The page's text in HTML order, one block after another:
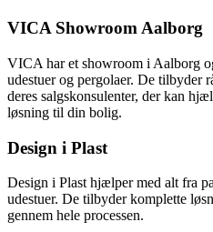
VICA Showroom Aalborg
VICA har et showroom i Aalborg
udestuer og pergolaer. De tilbyder
deres salgskonsulenter, der kan
løsning til din bolig.
Design i Plast
Design i Plast hjælper med alt fra
udestuer. De tilbyder komplette
gennem hele processen.